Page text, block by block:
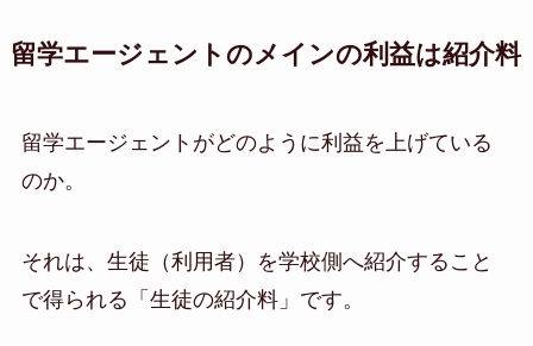
留学エージェントのメインの利益は紹介料
留学エージェントがどのように利益を上げている
のか。
それは、生徒（利用者）を学校側へ紹介すること
で得られる「生徒の紹介料」です。